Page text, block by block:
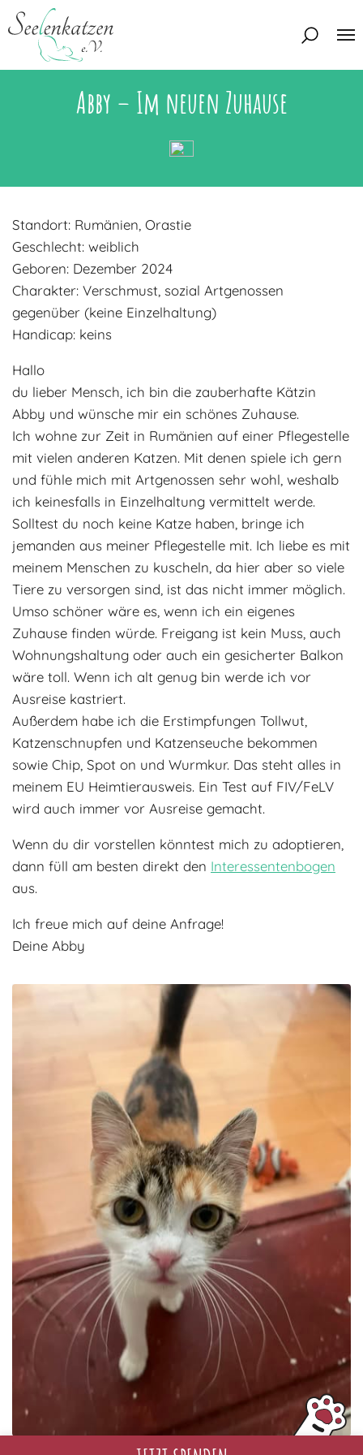
Mitglied werden
Eine Katze adoptieren
Interessentenbogen
Zuhause gesucht
Zuhause gefunden
Adoptantenberichte
Infos rund um die Katze
Deine Hilfe
Kontakt
Interessentenbogen
FAQ
Blog
Abby – Im neuen Zuhause
Standort: Rumänien, Orastie
Geschlecht: weiblich
Geboren: Dezember 2024
Charakter: Verschmust, sozial Artgenossen
gegenüber (keine Einzelhaltung)
Handicap: keins
Hallo
du lieber Mensch, ich bin die zauberhafte Kätzin
Abby und wünsche mir ein schönes Zuhause.
Ich wohne zur Zeit in Rumänien auf einer Pflegestelle
mit vielen anderen Katzen. Mit denen spiele ich gern
und fühle mich mit Artgenossen sehr wohl, weshalb
ich keinesfalls in Einzelhaltung vermittelt werde.
Solltest du noch keine Katze haben, bringe ich
jemanden aus meiner Pflegestelle mit. Ich liebe es mit
meinem Menschen zu kuscheln, da hier aber so viele
Tiere zu versorgen sind, ist das nicht immer möglich.
Umso schöner wäre es, wenn ich ein eigenes
Zuhause finden würde. Freigang ist kein Muss, auch
Wohnungshaltung oder auch ein gesicherter Balkon
wäre toll. Wenn ich alt genug bin werde ich vor
Ausreise kastriert.
Außerdem habe ich die Erstimpfungen Tollwut,
Katzenschnupfen und Katzenseuche bekommen
sowie Chip, Spot on und Wurmkur. Das steht alles in
meinem EU Heimtierausweis. Ein Test auf FIV/FeLV
wird auch immer vor Ausreise gemacht.
Wenn du dir vorstellen könntest mich zu adoptieren,
dann füll am besten direkt den Interessentenbogen
aus.
Ich freue mich auf deine Anfrage!
Deine Abby